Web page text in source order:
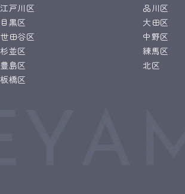
江戸川区
品川区
目黒区
大田区
世田谷区
中野区
杉並区
練馬区
豊島区
北区
板橋区